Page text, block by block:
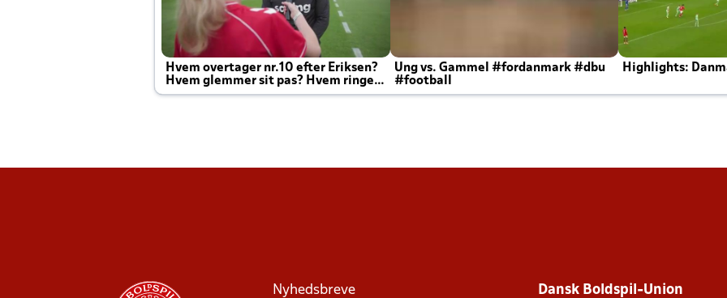
Hvem overtager nr.10 efter Eriksen?
Hvem glemmer sit pas? Hvem ringer
Joachim altid til efter kampe?
Ung vs. Gammel #fordanmark #dbu
#football
Highlights:
Nyhedsbreve
Dansk Boldspil-Union